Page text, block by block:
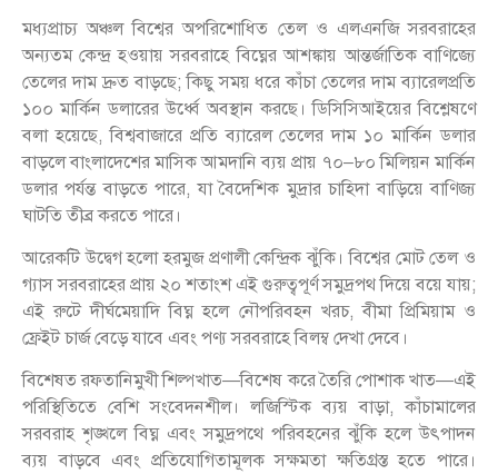
মধ্যপ্রাচ্য অঞ্চল বিশ্বের অপরিশোধিত তেল ও এলএনজি সরবরাহের
অন্যতম কেন্দ্র হওয়ায় সরবরাহে বিঘ্নের আশঙ্কায় আন্তর্জাতিক বাণিজ্যে
তেলের দাম দ্রুত বাড়ছে; কিছু সময় ধরে কাঁচা তেলের দাম ব্যারেলপ্রতি
১০০ মার্কিন ডলারের উর্ধ্বে অবস্থান করছে। ডিসিসিআইয়ের বিশ্লেষণে
বলা হয়েছে, বিশ্ববাজারে প্রতি ব্যারেল তেলের দাম ১০ মার্কিন ডলার
বাড়লে বাংলাদেশের মাসিক আমদানি ব্যয় প্রায় ৭০–৮০ মিলিয়ন মার্কিন
ডলার পর্যন্ত বাড়তে পারে, যা বৈদেশিক মুদ্রার চাহিদা বাড়িয়ে বাণিজ্য
ঘাটতি তীব্র করতে পারে।
আরেকটি উদ্বেগ হলো হরমুজ প্রণালী কেন্দ্রিক ঝুঁকি। বিশ্বের মোট তেল ও
গ্যাস সরবরাহের প্রায় ২০ শতাংশ এই গুরুত্বপূর্ণ সমুদ্রপথ দিয়ে বয়ে যায়;
এই রুটে দীর্ঘমেয়াদি বিঘ্ন হলে নৌপরিবহন খরচ, বীমা প্রিমিয়াম ও
ফ্রেইট চার্জ বেড়ে যাবে এবং পণ্য সরবরাহে বিলম্ব দেখা দেবে।
বিশেষত রফতানিমুখী শিল্পখাত—বিশেষ করে তৈরি পোশাক খাত—এই
পরিস্থিতিতে বেশি সংবেদনশীল। লজিস্টিক ব্যয় বাড়া, কাঁচামালের
সরবরাহ শৃঙ্খলে বিঘ্ন এবং সমুদ্রপথে পরিবহনের ঝুঁকি হলে উৎপাদন
ব্যয় বাড়বে এবং প্রতিযোগিতামূলক সক্ষমতা ক্ষতিগ্রস্ত হতে পারে।